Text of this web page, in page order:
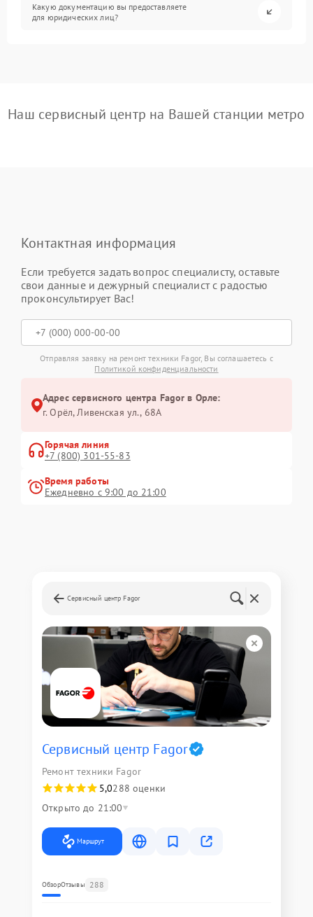
Какую документацию вы предоставляете
для юридических лиц?
Наш сервисный центр на Вашей станции метро
Контактная информация
Если требуется задать вопрос специалисту, оставьте
свои данные и дежурный специалист с радостью
проконсультирует Вас!
Отправляя заявку на ремонт техники Fagor, Вы соглашаетесь с
Политикой конфиденциальности
Адрес сервисного центра Fagor в Орле:
г. Орёл, Ливенская ул., 68А
Горячая линия
+7 (800) 301-55-83
Время работы
Ежедневно с 9:00 до 21:00
Сервисный центр Fagor
Сервисный центр Fagor
Ремонт техники Fagor
5,0288 оценки
Открыто до 21:00
Маршрут
ОбзорОтзывы 288